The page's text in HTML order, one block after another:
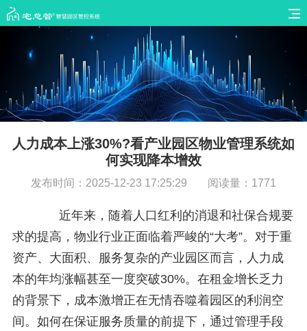
人力成本上涨30%?看产业园区物业管理系统如
何实现降本增效
发布时间：2025-12-23 17:25:29 阅读量：1771
近年来，随着人口红利的消退和社保合规要
求的提高，物业行业正面临着严峻的“大考”。对于重
资产、大面积、服务复杂的产业园区而言，人力成
本的年均涨幅甚至一度突破30%。在租金增长乏力
的背景下，成本激增正在无情吞噬着园区的利润空
间。如何在保证服务质量的前提下，通过管理手段